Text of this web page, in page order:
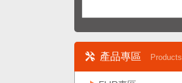
產品專區 Products